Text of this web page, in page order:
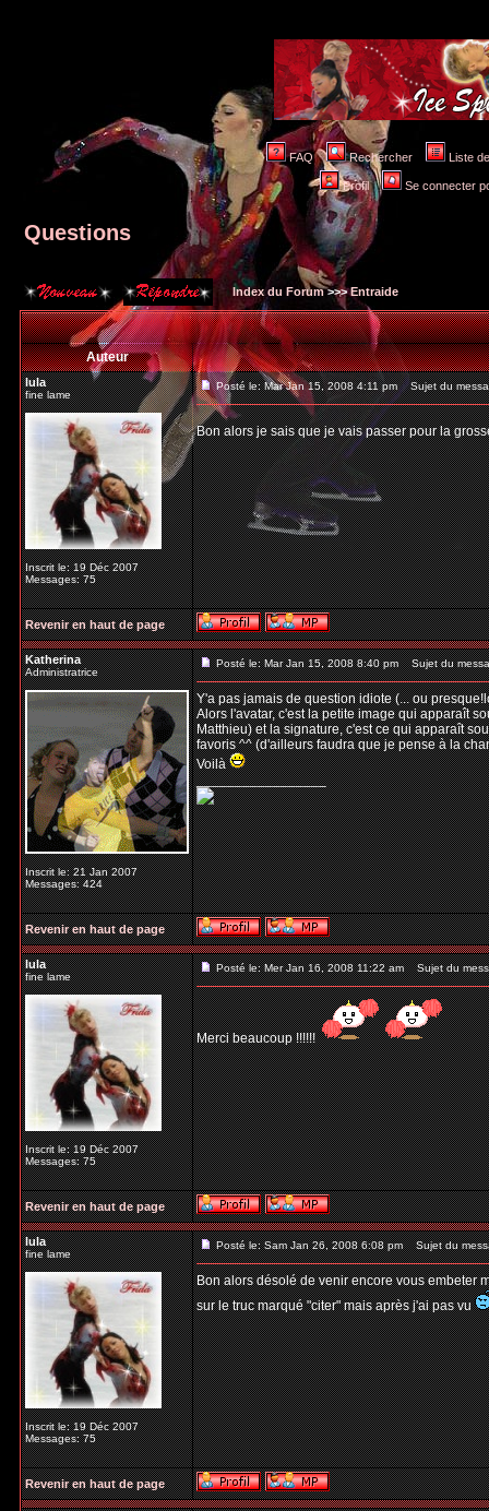
FAQ Rechercher Liste
Profil Se connecter
Questions
Index du Forum>>>Entraide
Auteur
lula
fine lame
Inscrit le: 19 Déc 2007
Messages: 75
Posté le: Mar Jan 15, 2008 4:11 pm Sujet du
Bon alors je sais que je vais passer pour la
Revenir en haut de page
Katherina
Administratrice
Inscrit le: 21 Jan 2007
Messages: 424
Posté le: Mar Jan 15, 2008 8:40 pm Sujet du
Y'a pas jamais de question idiote (... ou
Alors l'avatar, c'est la petite image qui apparaît
Matthieu) et la signature, c'est ce qui apparaît
favoris ^^ (d'ailleurs faudra que je pense à la
Voilà
_________________
Revenir en haut de page
lula
fine lame
Inscrit le: 19 Déc 2007
Messages: 75
Posté le: Mer Jan 16, 2008 11:22 am Sujet du
Merci beaucoup !!!!!!
Revenir en haut de page
lula
fine lame
Inscrit le: 19 Déc 2007
Messages: 75
Posté le: Sam Jan 26, 2008 6:08 pm Sujet du
Bon alors désolé de venir encore vous embeter
sur le truc marqué "citer" mais après j'ai pas vu
Revenir en haut de page